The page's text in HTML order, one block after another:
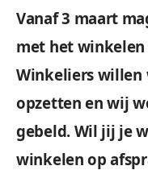
Vanaf 3 maart
met het
Winkeliers willen
opzetten en wij
gebeld. Wil jij je
winkelen op